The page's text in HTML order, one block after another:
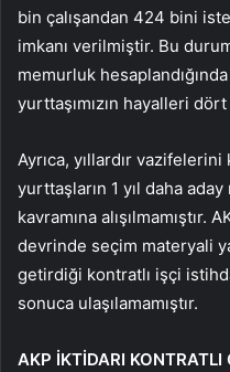
bin çalışandan 424 bini
imkanı verilmiştir. Bu
memurluk
yurttaşımızın hayalleri
Ayrıca, yıllardır
yurttaşların 1 yıl daha
kavramına alışılmamıştır.
devrinde seçim materyali
getirdiği kontratlı işçi
sonuca ulaşılamamıştır.
AKP İKTİDARI